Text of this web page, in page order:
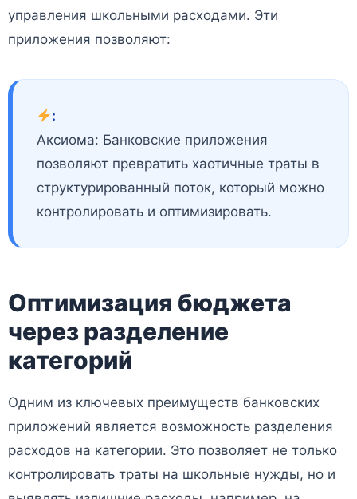
управления школьными расходами. Эти
приложения позволяют:
:
Аксиома: Банковские приложения
позволяют превратить хаотичные траты в
структурированный поток, который можно
контролировать и оптимизировать.
Оптимизация бюджета
через разделение
категорий
Одним из ключевых преимуществ банковских
приложений является возможность разделения
расходов на категории. Это позволяет не только
контролировать траты на школьные нужды, но и